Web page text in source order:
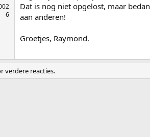
6
Dat is nog niet opgelost, maar
aan anderen!
Groetjes, Raymond.
verdere reacties.